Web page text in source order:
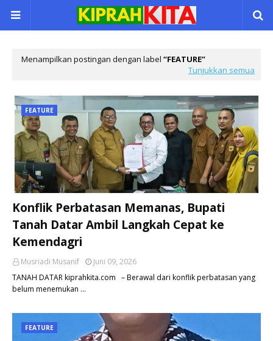
Menampilkan postingan dengan label
FEATURE
Tunjukkan semua
FEATURE
Konflik Perbatasan Memanas, Bupati
Tanah Datar Ambil Langkah Cepat ke
Kemendagri
Musriadi Musanif
Juni 09, 2026
TANAH DATAR kiprahkita.com – Berawal dari konflik perbatasan yang
belum menemukan …
FEATURE